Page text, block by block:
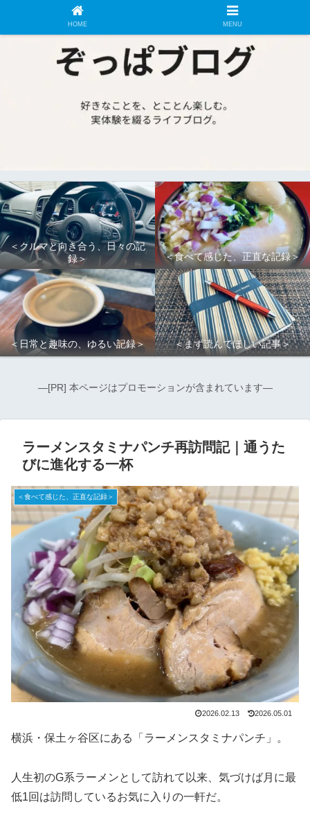
＜クルマと向き合う、日々の記
録＞
＜食べて感じた、正直な記録＞
＜日常と趣味の、ゆるい記録＞ ＜まず読んでほしい記事＞
―[PR] 本ページはプロモーションが含まれています―
ラーメンスタミナパンチ再訪問記｜通うた
びに進化する一杯
＜食べて感じた、正直な記録＞
2026.02.13 2026.05.01
横浜・保土ヶ谷区にある「ラーメンスタミナパンチ」。
人生初のG系ラーメンとして訪れて以来、気づけば月に最
低1回は訪問しているお気に入りの一軒だ。
HOME MENU